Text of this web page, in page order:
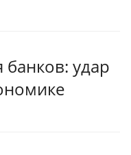
удар